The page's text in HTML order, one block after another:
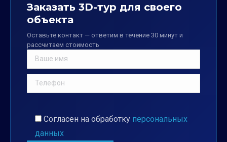
Заказать 3D-тур для своего
объекта
Оставьте контакт — ответим в течение 30 минут и
рассчитаем стоимость
Согласен на обработку персональных
данных